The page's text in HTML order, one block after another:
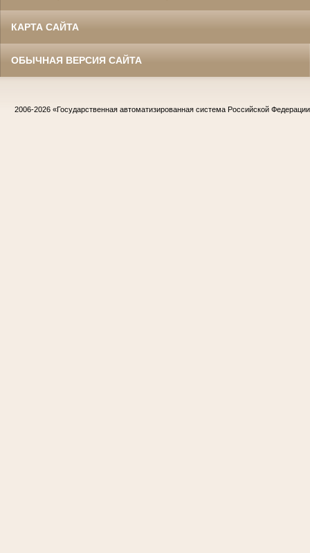
КАРТА САЙТА
ОБЫЧНАЯ ВЕРСИЯ САЙТА
2006-2026 «Государственная автоматизированная система Российской